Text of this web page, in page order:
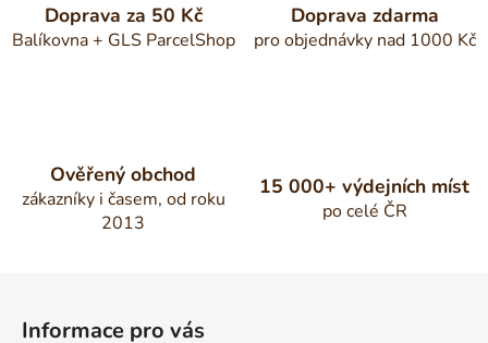
Doprava za 50 Kč
Balíkovna + GLS ParcelShop
Doprava zdarma
pro objednávky nad 1000 Kč
Ověřený obchod
zákazníky i časem, od roku
2013
15 000+ výdejních míst
po celé ČR
Informace pro vás